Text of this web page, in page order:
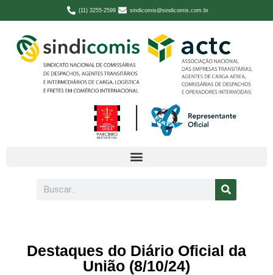
(11) 3255-2599 sindicomis@sindicomis.com.br
Destaques do Diário Oficial da
União (8/10/24)